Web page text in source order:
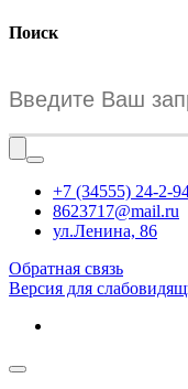
Поиск
+7 (34555) 24-2-
8623717@mail.ru
ул.Ленина, 86
Обратная связь
Версия для